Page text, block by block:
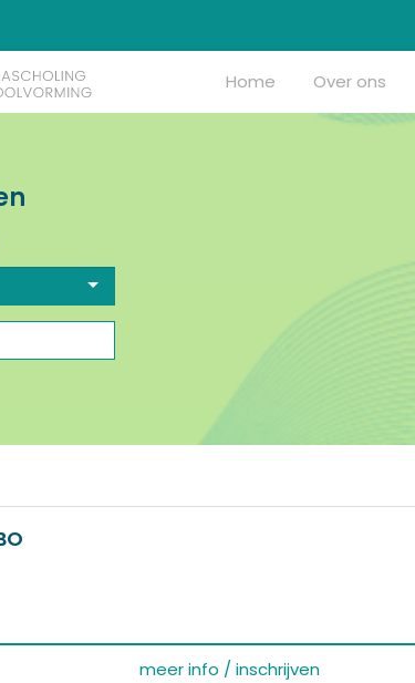
Home Over ons
meer info / inschrijven